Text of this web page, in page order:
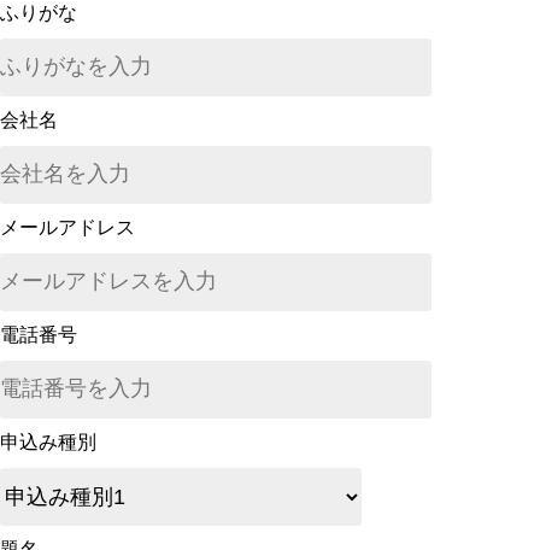
ふりがな
会社名
メールアドレス
電話番号
申込み種別